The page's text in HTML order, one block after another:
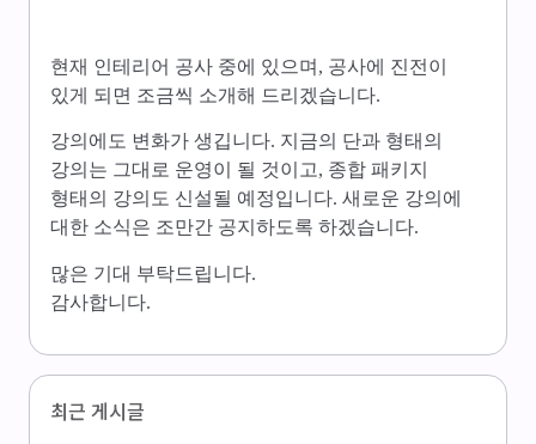
현재 인테리어 공사 중에 있으며, 공사에 진전이
있게 되면 조금씩 소개해 드리겠습니다.
강의에도 변화가 생깁니다. 지금의 단과 형태의
강의는 그대로 운영이 될 것이고, 종합 패키지
형태의 강의도 신설될 예정입니다. 새로운 강의에
대한 소식은 조만간 공지하도록 하겠습니다.
많은 기대 부탁드립니다.
감사합니다.
최근 게시글